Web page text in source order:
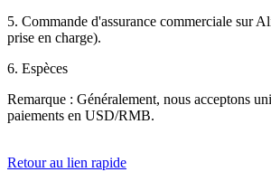
5. Commande d'assurance commerciale sur
prise en charge).
6. Espèces
Remarque : Généralement, nous acceptons
paiements en USD/RMB.
Retour au lien rapide